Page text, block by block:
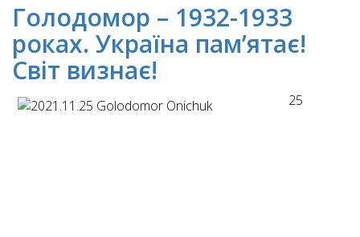
Голодомор – 1932-1933
роках. Україна пам’ятає!
Світ визнає!
25